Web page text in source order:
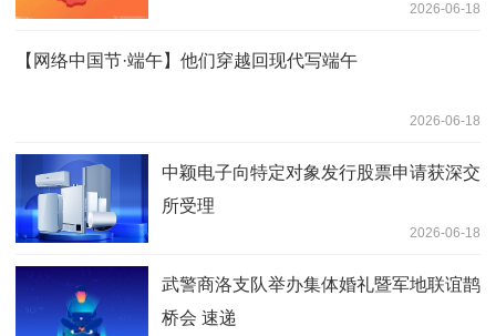
2026-06-18
【网络中国节·端午】他们穿越回现代写端午
2026-06-18
中颖电子向特定对象发行股票申请获深交
所受理
2026-06-18
武警商洛支队举办集体婚礼暨军地联谊鹊
桥会 速递